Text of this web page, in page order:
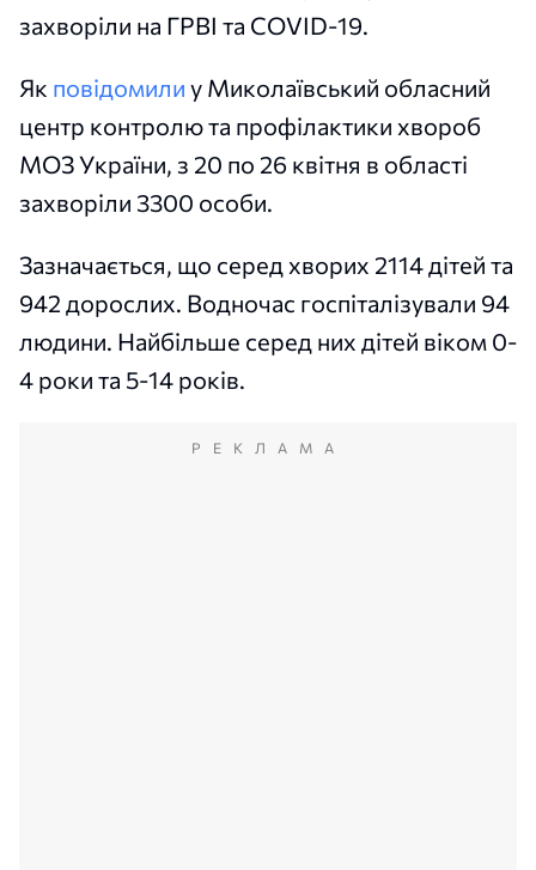
захворіли на ГРВІ та COVID-19.
Як повідомили у Миколаївський обласний
центр контролю та профілактики хвороб
МОЗ України, з 20 по 26 квітня в області
захворіли 3300 особи.
Зазначається, що серед хворих 2114 дітей та
942 дорослих. Водночас госпіталізували 94
людини. Найбільше серед них дітей віком 0-
4 роки та 5-14 років.
РЕКЛАМА